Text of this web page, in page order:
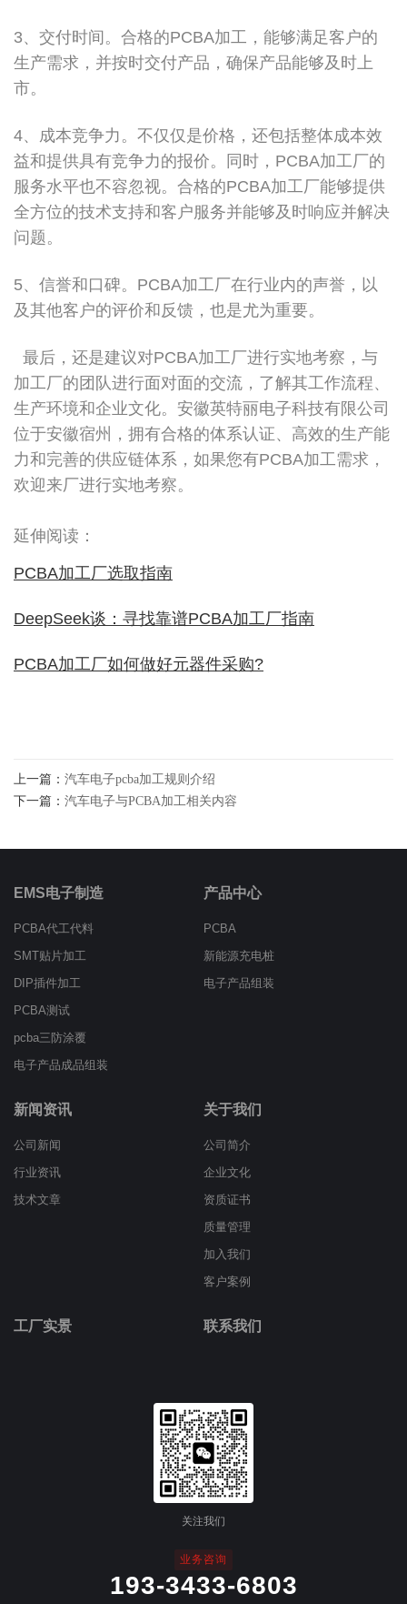
3、交付时间。合格的PCBA加工，能够满足客户的
生产需求，并按时交付产品，确保产品能够及时上
市。
4、成本竞争力。不仅仅是价格，还包括整体成本效
益和提供具有竞争力的报价。同时，PCBA加工厂的
服务水平也不容忽视。合格的PCBA加工厂能够提供
全方位的技术支持和客户服务并能够及时响应并解决
问题。
5、信誉和口碑。PCBA加工厂在行业内的声誉，以
及其他客户的评价和反馈，也是尤为重要。
最后，还是建议对PCBA加工厂进行实地考察，与
加工厂的团队进行面对面的交流，了解其工作流程、
生产环境和企业文化。安徽英特丽电子科技有限公司
位于安徽宿州，拥有合格的体系认证、高效的生产能
力和完善的供应链体系，如果您有PCBA加工需求，
欢迎来厂进行实地考察。
延伸阅读：
PCBA加工厂选取指南
DeepSeek谈：寻找靠谱PCBA加工厂指南
PCBA加工厂如何做好元器件采购?
上一篇： 汽车电子pcba加工规则介绍
下一篇： 汽车电子与PCBA加工相关内容
EMS电子制造
PCBA代工代料
SMT贴片加工
DIP插件加工
PCBA测试
pcba三防涂覆
电子产品成品组装
产品中心
PCBA
新能源充电桩
电子产品组装
新闻资讯
公司新闻
行业资讯
技术文章
关于我们
公司简介
企业文化
资质证书
质量管理
加入我们
客户案例
工厂实景 联系我们
业务咨询
193-3433-6803
关注我们